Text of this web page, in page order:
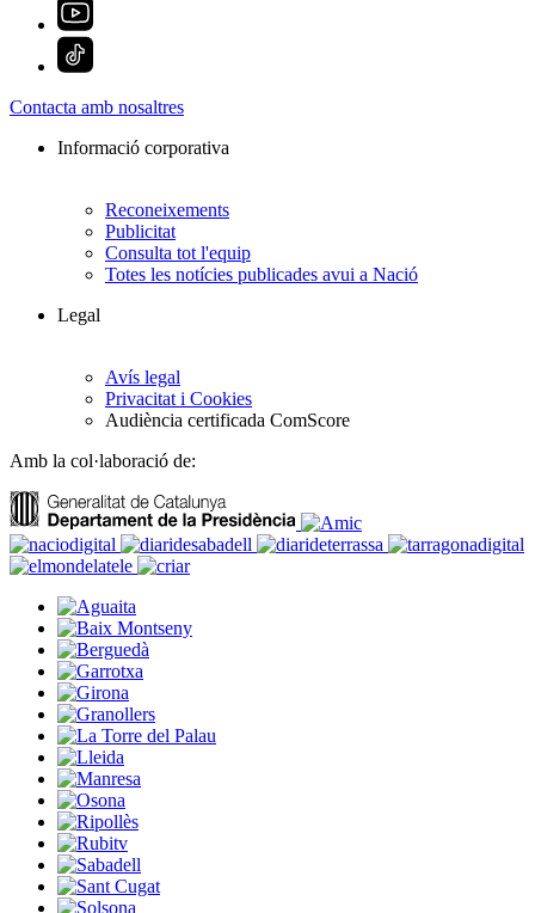
Contacta amb nosaltres
Informació corporativa
Reconeixements
Publicitat
Consulta tot l'equip
Totes les notícies publicades avui a Nació
Legal
Avís legal
Privacitat i Cookies
Audiència certificada ComScore
Amb la col·laboració de: